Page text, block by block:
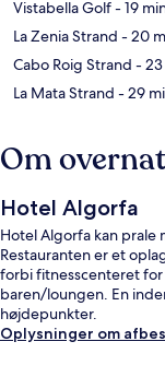
Vistabella Golf- 19
La Zenia Strand - 20
Cabo Roig Strand -
La Mata Strand - 29
Om
Hotel Algorfa
Hotel Algorfa kan prale
Restauranten er et
forbi fitnesscenteret
baren/loungen. En
højdepunkter.
Oplysninger om